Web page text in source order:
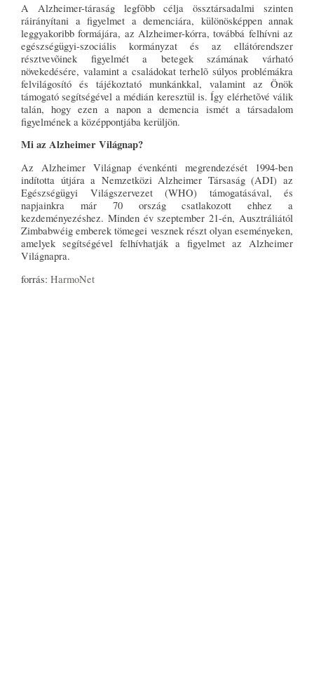
A Alzheimer-táraság legfõbb célja össztársadalmi szinten
ráirányítani a figyelmet a demenciára, különösképpen annak
leggyakoribb formájára, az Alzheimer-kórra, továbbá felhívni az
egészségügyi-szociális kormányzat és az ellátórendszer
résztvevõinek figyelmét a betegek számának várható
növekedésére, valamint a családokat terhelõ súlyos problémákra
felvilágosító és tájékoztató munkánkkal, valamint az Önök
támogató segítségével a médián keresztül is. Így elérhetõvé válik
talán, hogy ezen a napon a demencia ismét a társadalom
figyelmének a középpontjába kerüljön.
Mi az Alzheimer Világnap?
Az Alzheimer Világnap évenkénti megrendezését 1994-ben
indította útjára a Nemzetközi Alzheimer Társaság (ADI) az
Egészségügyi Világszervezet (WHO) támogatásával, és
napjainkra már 70 ország csatlakozott ehhez a
kezdeményezéshez. Minden év szeptember 21-én, Ausztráliától
Zimbabwéig emberek tömegei vesznek részt olyan eseményeken,
amelyek segítségével felhívhatják a figyelmet az Alzheimer
Világnapra.
forrás: HarmoNet